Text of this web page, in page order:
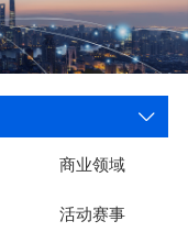
商业领域
活动赛事